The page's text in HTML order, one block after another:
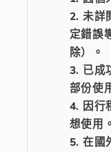
未詳
定錯誤
除）。
已成
部份使
因行
想使用。
在國